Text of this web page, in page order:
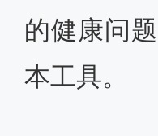
的健康问
本工具。